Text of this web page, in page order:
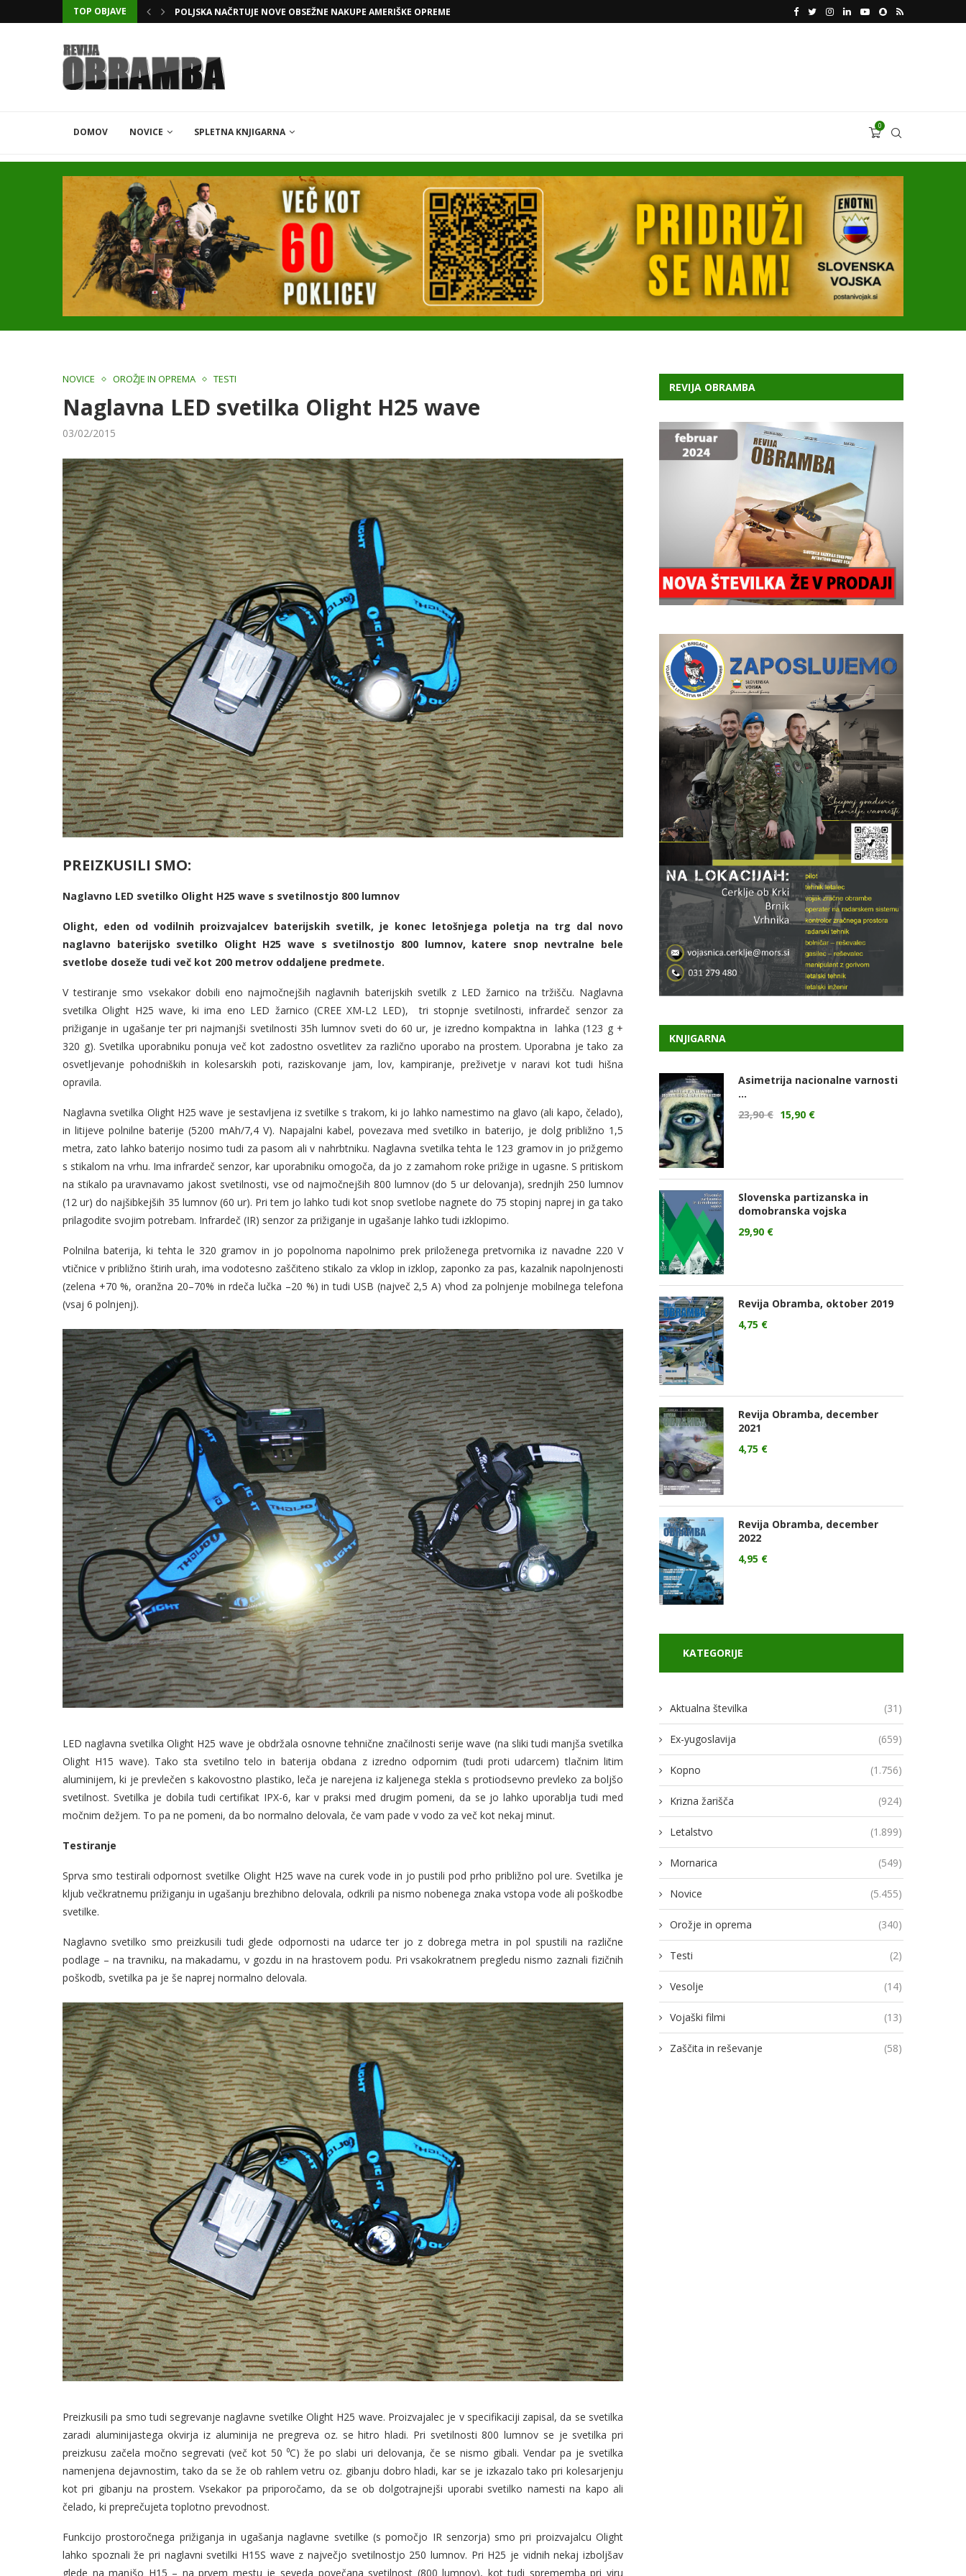
TOP OBJAVE KATARSKI DELNIČAR ZAPLETEL VOLKSWAGNOVE NAČRTE Z RAFAELOM VODJA UKROBORONPROMA HERMAN SMETANIN
DOMOV NOVICE SPLETNA KNJIGARNA
0
NOVICE OROŽJE IN OPREMA TESTI
Naglavna LED svetilka Olight H25 wave
03/02/2015
PREIZKUSILI SMO:
Naglavno LED svetilko Olight H25 wave s svetilnostjo 800 lumnov
Olight, eden od vodilnih proizvajalcev baterijskih svetilk, je konec letošnjega poletja na trg dal novo
naglavno baterijsko svetilko Olight H25 wave s svetilnostjo 800 lumnov, katere snop nevtralne bele
svetlobe doseže tudi več kot 200 metrov oddaljene predmete.
V testiranje smo vsekakor dobili eno najmočnejših naglavnih baterijskih svetilk z LED žarnico na tržišču. Naglavna
svetilka Olight H25 wave, ki ima eno LED žarnico (CREE XM-L2 LED), tri stopnje svetilnosti, infrardeč senzor za
prižiganje in ugašanje ter pri najmanjši svetilnosti 35h lumnov sveti do 60 ur, je izredno kompaktna in lahka (123 g +
320 g). Svetilka uporabniku ponuja več kot zadostno osvetlitev za različno uporabo na prostem. Uporabna je tako za
osvetljevanje pohodniških in kolesarskih poti, raziskovanje jam, lov, kampiranje, preživetje v naravi kot tudi hišna
opravila.
Naglavna svetilka Olight H25 wave je sestavljena iz svetilke s trakom, ki jo lahko namestimo na glavo (ali kapo, čelado),
in litijeve polnilne baterije (5200 mAh/7,4 V). Napajalni kabel, povezava med svetilko in baterijo, je dolg približno 1,5
metra, zato lahko baterijo nosimo tudi za pasom ali v nahrbtniku. Naglavna svetilka tehta le 123 gramov in jo prižgemo
s stikalom na vrhu. Ima infrardeč senzor, kar uporabniku omogoča, da jo z zamahom roke prižige in ugasne. S pritiskom
na stikalo pa uravnavamo jakost svetilnosti, vse od najmočnejših 800 lumnov (do 5 ur delovanja), srednjih 250 lumnov
(12 ur) do najšibkejših 35 lumnov (60 ur). Pri tem jo lahko tudi kot snop svetlobe nagnete do 75 stopinj naprej in ga tako
prilagodite svojim potrebam. Infrardeč (IR) senzor za prižiganje in ugašanje lahko tudi izklopimo.
Polnilna baterija, ki tehta le 320 gramov in jo popolnoma napolnimo prek priloženega pretvornika iz navadne 220 V
vtičnice v približno štirih urah, ima vodotesno zaščiteno stikalo za vklop in izklop, zaponko za pas, kazalnik napolnjenosti
(zelena +70 %, oranžna 20–70% in rdeča lučka –20 %) in tudi USB (največ 2,5 A) vhod za polnjenje mobilnega telefona
(vsaj 6 polnjenj).
LED naglavna svetilka Olight H25 wave je obdržala osnovne tehnične značilnosti serije wave (na sliki tudi manjša svetilka
Olight H15 wave). Tako sta svetilno telo in baterija obdana z izredno odpornim (tudi proti udarcem) tlačnim litim
aluminijem, ki je prevlečen s kakovostno plastiko, leča je narejena iz kaljenega stekla s protiodsevno prevleko za boljšo
svetilnost. Svetilka je dobila tudi certifikat IPX-6, kar v praksi med drugim pomeni, da se jo lahko uporablja tudi med
močnim dežjem. To pa ne pomeni, da bo normalno delovala, če vam pade v vodo za več kot nekaj minut.
Testiranje
Sprva smo testirali odpornost svetilke Olight H25 wave na curek vode in jo pustili pod prho približno pol ure. Svetilka je
kljub večkratnemu prižiganju in ugašanju brezhibno delovala, odkrili pa nismo nobenega znaka vstopa vode ali poškodbe
svetilke.
Naglavno svetilko smo preizkusili tudi glede odpornosti na udarce ter jo z dobrega metra in pol spustili na različne
podlage – na travniku, na makadamu, v gozdu in na hrastovem podu. Pri vsakokratnem pregledu nismo zaznali fizičnih
poškodb, svetilka pa je še naprej normalno delovala.
Preizkusili pa smo tudi segrevanje naglavne svetilke Olight H25 wave. Proizvajalec je v specifikaciji zapisal, da se svetilka
zaradi aluminijastega okvirja iz aluminija ne pregreva oz. se hitro hladi. Pri svetilnosti 800 lumnov se je svetilka pri
preizkusu začela močno segrevati (več kot 50 ⁰C) že po slabi uri delovanja, če se nismo gibali. Vendar pa je svetilka
namenjena dejavnostim, tako da se že ob rahlem vetru oz. gibanju dobro hladi, kar se je izkazalo tako pri kolesarjenju
kot pri gibanju na prostem. Vsekakor pa priporočamo, da se ob dolgotrajnejši uporabi svetilko namesti na kapo ali
čelado, ki preprečujeta toplotno prevodnost.
Funkcijo prostoročnega prižiganja in ugašanja naglavne svetilke (s pomočjo IR senzorja) smo pri proizvajalcu Olight
lahko spoznali že pri naglavni svetilki H15S wave z največjo svetilnostjo 250 lumnov. Pri H25 je vidnih nekaj izboljšav
glede na manjšo H15 – na prvem mestu je seveda povečana svetilnost (800 lumnov), kot tudi sprememba pri viru
REVIJA OBRAMBA
KNJIGARNA
Asimetrija nacionalne varnosti
...
23,90€ 15,90 €
Slovenska partizanska in
domobranska vojska
29,90 €
Revija Obramba, oktober 2019
4,75 €
Revija Obramba, december
2021
4,75 €
Revija Obramba, december
2022
4,95 €
KATEGORIJE
Aktualna številka (31)
Ex-yugoslavija (659)
Kopno (1.756)
Krizna žarišča (924)
Letalstvo (1.899)
Mornarica (549)
Novice (5.455)
Orožje in oprema (340)
Testi (2)
Vesolje (14)
Vojaški filmi (13)
Zaščita in reševanje (58)